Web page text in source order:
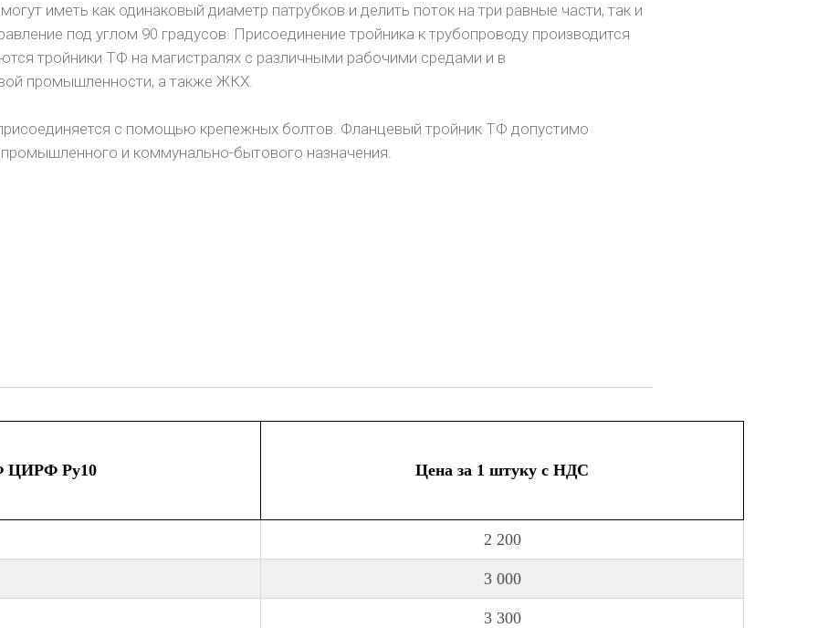
иметь как одинаковый диаметр патрубков и делить поток на три равные части, так и
под углом 90 градусов. Присоединение тройника к трубопроводу производится
тройники ТФ на магистралях с различными рабочими средами и в
промышленности, а также ЖКХ.
с помощью крепежных болтов. Фланцевый тройник ТФ допустимо
и коммунально-бытового назначения.
ЦИРФ Ру10 Цена за 1 штуку с НДС
2 200
3 000
3 300